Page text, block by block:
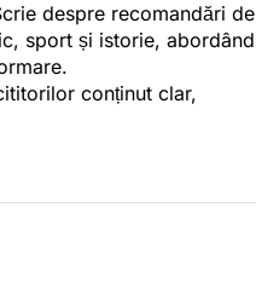
despre recomandări de
sport și istorie, abordând
conținut clar,